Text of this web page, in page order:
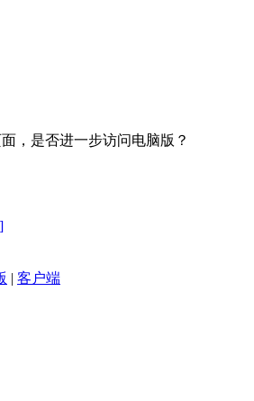
，是否进一步访问电脑版？
| 客户端